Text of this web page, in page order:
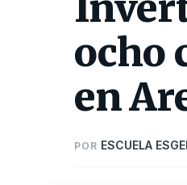
ocho
en
POR ESCUELA